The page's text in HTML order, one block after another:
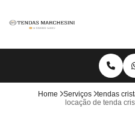
Home Serviços tendas
locação de tenda